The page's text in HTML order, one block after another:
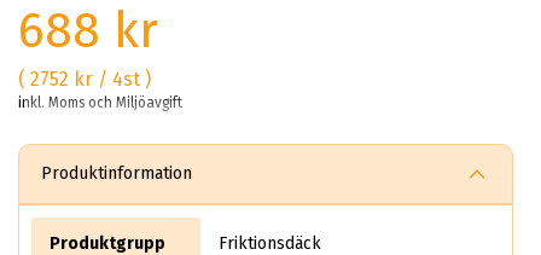
688 kr
( 2752 kr / 4st )
inkl. Moms och Miljöavgift
Produktinformation
Produktgrupp Friktionsdäck